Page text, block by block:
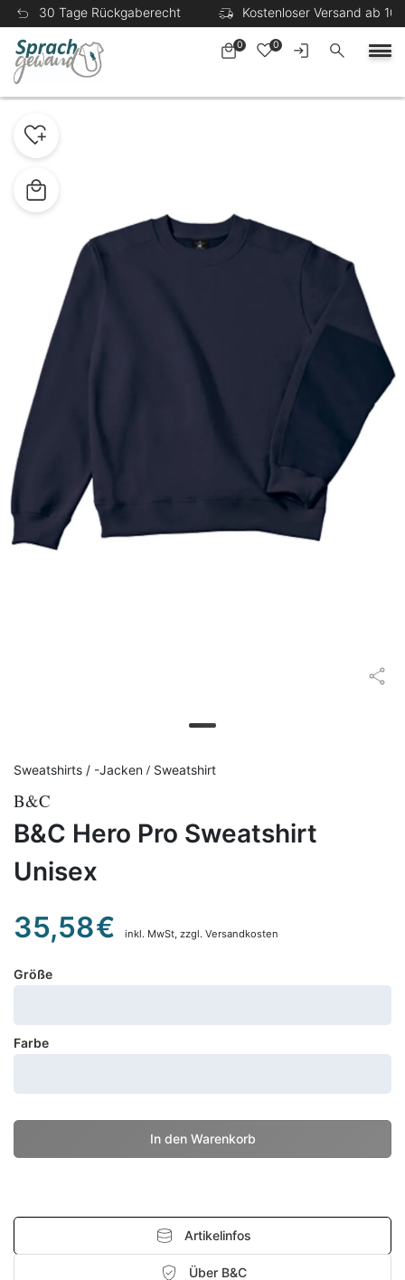
30 Tage Rückgaberecht Kostenloser Versand ab
0 0
Sweatshirts / -Jacken / Sweatshirt
B&C
B&C Hero Pro Sweatshirt
Unisex
35,58€ inkl. MwSt, zzgl. Versandkosten
Größe
Farbe
Artikelinfos
Über B&C